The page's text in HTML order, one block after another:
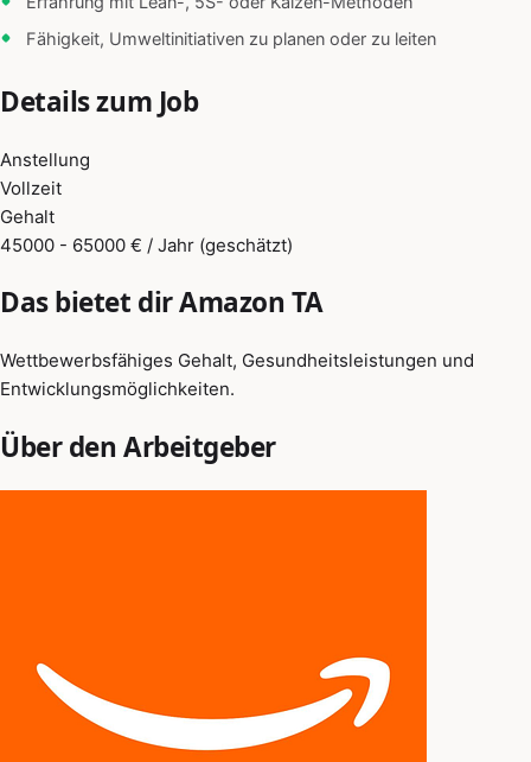
Fähigkeit, Umweltinitiativen zu planen oder zu leiten
Details zum Job
Anstellung
Vollzeit
Gehalt
45000 - 65000 € / Jahr (geschätzt)
Das bietet dir Amazon TA
Wettbewerbsfähiges Gehalt, Gesundheitsleistungen und
Entwicklungsmöglichkeiten.
Über den Arbeitgeber